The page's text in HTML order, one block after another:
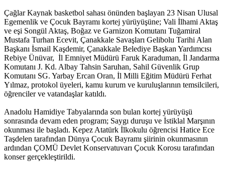
Çağlar Kaynak basketbol sahası önünden başlayan 23 Nisan Ulusal
Egemenlik ve Çocuk Bayramı kortej yürüyüşüne; Vali İlhami Aktaş
ve eşi Songül Aktaş, Boğaz ve Garnizon Komutanı Tuğamiral
Mustafa Turhan Ecevit, Çanakkale Savaşları Gelibolu Tarihi Alan
Başkanı İsmail Kaşdemir, Çanakkale Belediye Başkan Yardımcısı
Rebiye Ünüvar, İl Emniyet Müdürü Faruk Karaduman, İl Jandarma
Komutanı J. Kd. Albay Tahsin Saruhan, Sahil Güvenlik Grup
Komutanı SG. Yarbay Ercan Oran, İl Milli Eğitim Müdürü Ferhat
Yılmaz, protokol üyeleri, kamu kurum ve kuruluşlarının temsilcileri,
öğrenciler ve vatandaşlar katıldı.
Anadolu Hamidiye Tabyalarında son bulan kortej yürüyüşü
sonrasında devam eden program; Saygı duruşu ve İstiklal Marşının
okunması ile başladı. Kepez Atatürk İlkokulu öğrencisi Hatice Ece
Taşdelen tarafından Dünya Çocuk Bayramı şiirinin okunmasının
ardından ÇOMÜ Devlet Konservatuvarı Çocuk Korosu tarafından
konser gerçekleştirildi.